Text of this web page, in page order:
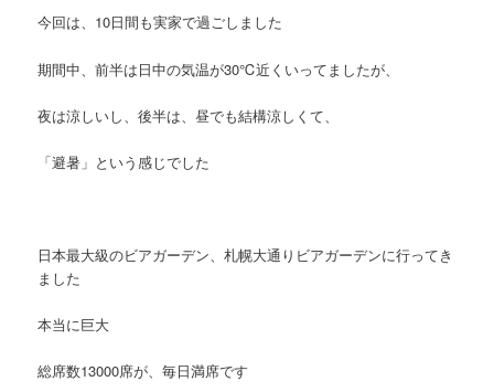
今回は、10日間も実家で過ごしました
期間中、前半は日中の気温が30℃近くいってましたが、
夜は涼しいし、後半は、昼でも結構涼しくて、
「避暑」という感じでした
日本最大級のビアガーデン、札幌大通りビアガーデンに行ってき
ました
本当に巨大
総席数13000席が、毎日満席です